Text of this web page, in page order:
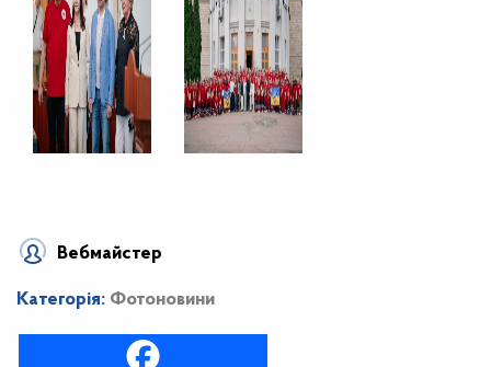
Вебмайстер
Категорія: Фотоновини